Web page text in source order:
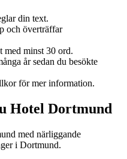
din text.
och överträffar
med minst 30 ord.
år sedan du besökte
för mer information.
Hotel Dortmund
med närliggande
i Dortmund.